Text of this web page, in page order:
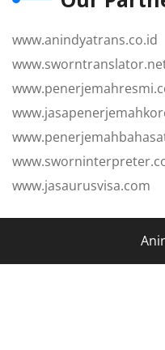
www.anindyatrans.co.id
www.jasaurusvisa.com